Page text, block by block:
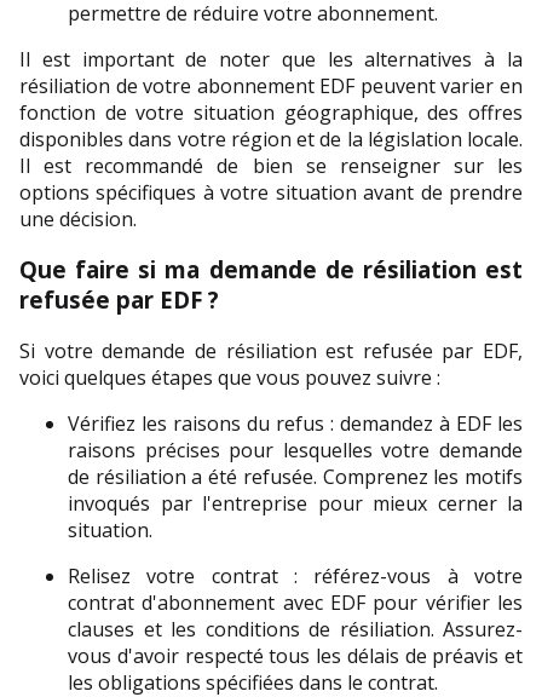
permettre de réduire votre abonnement.
Il est important de noter que les alternatives à la
résiliation de votre abonnement EDF peuvent varier en
fonction de votre situation géographique, des offres
disponibles dans votre région et de la législation locale.
Il est recommandé de bien se renseigner sur les
options spécifiques à votre situation avant de prendre
une décision.
Que faire si ma demande de résiliation est
refusée par EDF ?
Si votre demande de résiliation est refusée par EDF,
voici quelques étapes que vous pouvez suivre :
Vérifiez les raisons du refus : demandez à EDF les
raisons précises pour lesquelles votre demande
de résiliation a été refusée. Comprenez les motifs
invoqués par l'entreprise pour mieux cerner la
situation.
Relisez votre contrat : référez-vous à votre
contrat d'abonnement avec EDF pour vérifier les
clauses et les conditions de résiliation. Assurez-
vous d'avoir respecté tous les délais de préavis et
les obligations spécifiées dans le contrat.